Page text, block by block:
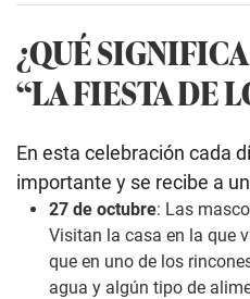
¿QUÉ
“LA FIESTA DE
En esta celebración cada
importante y se recibe a
27 de octubre: Las
Visitan la casa en la que
que en uno de los
agua y algún tipo de